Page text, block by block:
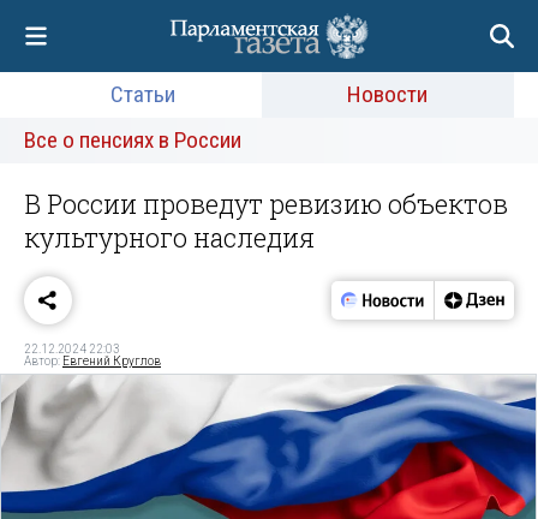
Статьи
Новости
Все о пенсиях в России
В России проведут ревизию объектов
культурного наследия
22.12.2024 22:03
Автор: Евгений Круглов